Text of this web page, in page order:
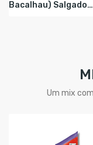
Bacalhau) Salgado
Um mix